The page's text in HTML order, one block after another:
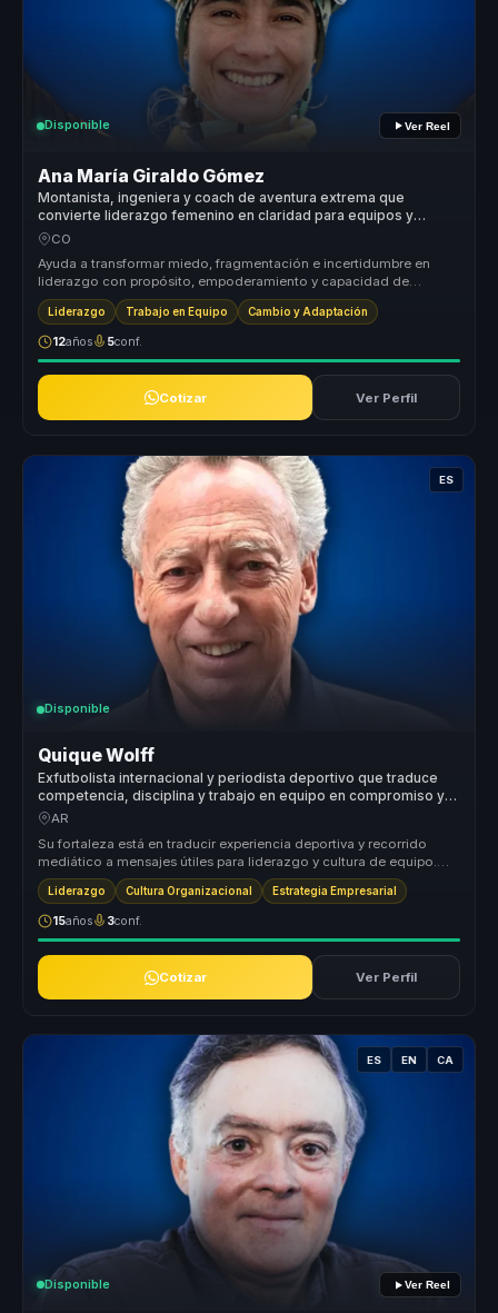
Disponible Ver Reel
Ana María Giraldo Gómez
Montanista, ingeniera y coach de aventura extrema que
convierte liderazgo femenino en claridad para equipos y
mujeres lideres.
CO
Ayuda a transformar miedo, fragmentación e incertidumbre en
liderazgo con propósito, empoderamiento y capacidad de
avanzar paso a paso ha...
Liderazgo Trabajo en Equipo Cambio y Adaptación
12años 5conf.
Cotizar Ver Perfil
ES
Disponible
Quique Wolff
Exfutbolista internacional y periodista deportivo que traduce
competencia, disciplina y trabajo en equipo en compromiso y
cultura ganadora para empresas.
AR
Su fortaleza está en traducir experiencia deportiva y recorrido
mediático a mensajes útiles para liderazgo y cultura de equipo.
Conecta d...
Liderazgo Cultura Organizacional Estrategia Empresarial
15años 3conf.
Cotizar Ver Perfil
ES EN CA
Disponible Ver Reel